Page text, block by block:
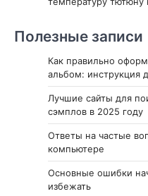
Полезные записи
Как правильно
альбом: инструкция
Лучшие сайты для
сэмплов в 2025 году
Ответы на частые
компьютере
Основные ошибки
избежать